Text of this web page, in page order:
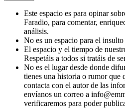
Este espacio es para opinar
Faradio, para comentar,
análisis.
No es un espacio para el
El espacio y el tiempo de
Respetáis a todos si tratáis de
No es el lugar desde donde
tienes una historia o rumor que
contacta con el autor de las
envíanos un correo a
verificaremos para poder